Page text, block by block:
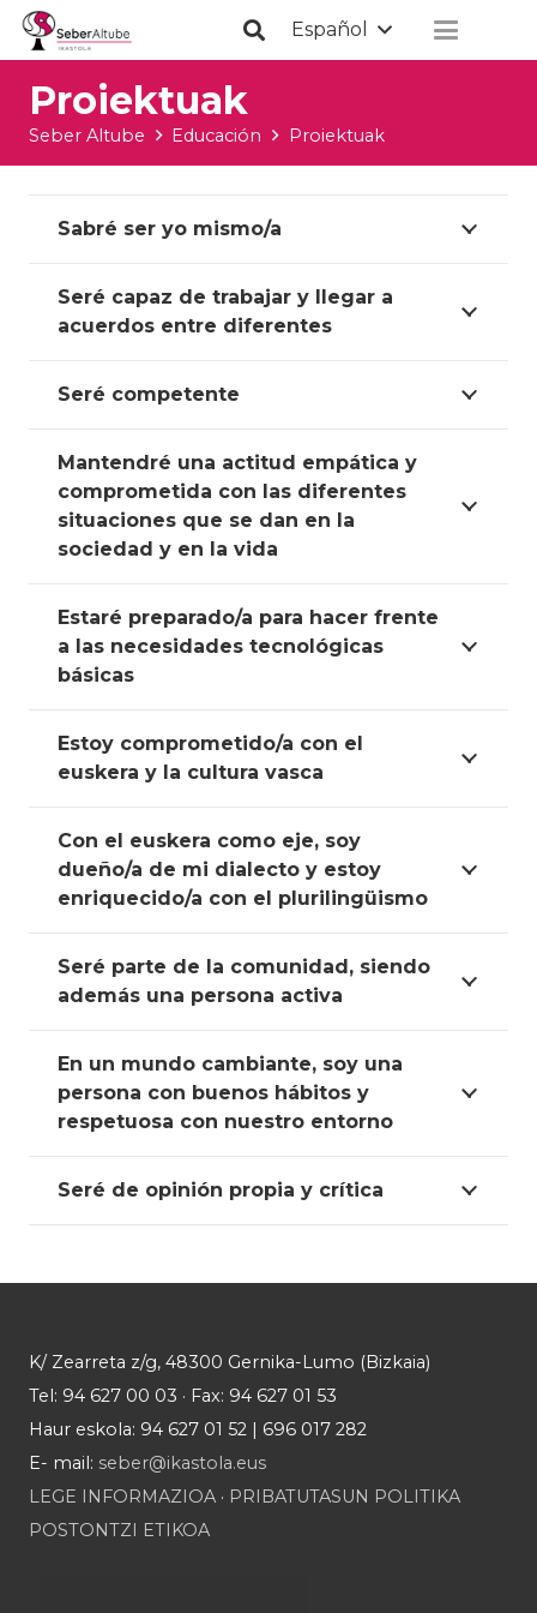
Español
Proiektuak
Seber Altube Educación Proiektuak
Sabré ser yo mismo/a
Seré capaz de trabajar y llegar a
acuerdos entre diferentes
Seré competente
Mantendré una actitud empática y
comprometida con las diferentes
situaciones que se dan en la
sociedad y en la vida
Estaré preparado/a para hacer frente
a las necesidades tecnológicas
básicas
Estoy comprometido/a con el
euskera y la cultura vasca
Con el euskera como eje, soy
dueño/a de mi dialecto y estoy
enriquecido/a con el plurilingüismo
Seré parte de la comunidad, siendo
además una persona activa
En un mundo cambiante, soy una
persona con buenos hábitos y
respetuosa con nuestro entorno
Seré de opinión propia y crítica
K/ Zearreta z/g, 48300 Gernika-Lumo (Bizkaia)
Tel: 94 627 00 03 · Fax: 94 627 01 53
Haur eskola: 94 627 01 52 | 696 017 282
E- mail: seber@ikastola.eus
LEGE INFORMAZIOA · PRIBATUTASUN POLITIKA
POSTONTZI ETIKOA